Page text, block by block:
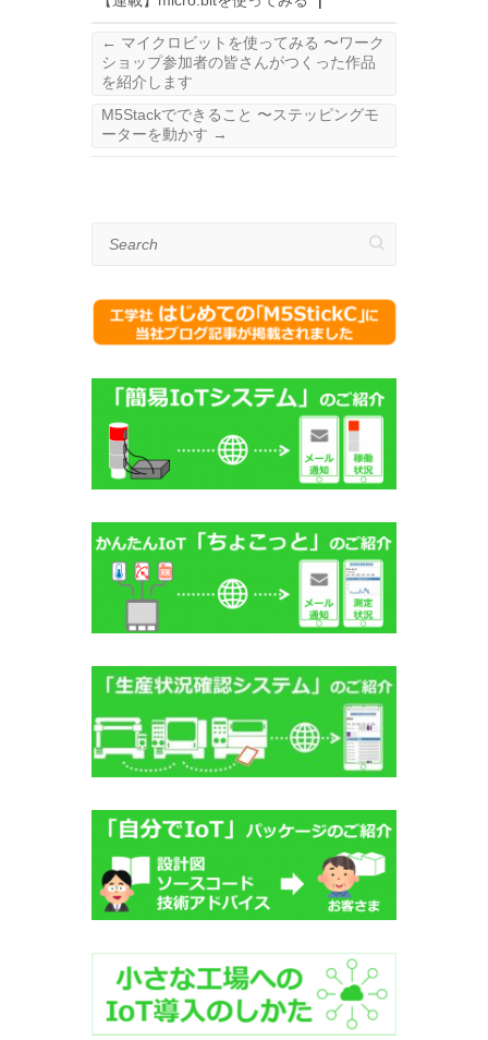
← マイクロビットを使ってみる 〜ワーク
ショップ参加者の皆さんがつくった作品
を紹介します
M5Stackでできること 〜ステッピングモ
ーターを動かす →